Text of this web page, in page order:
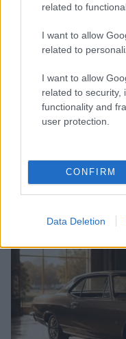
related to
I want to allow
related to
I want to allow
related to security,
functionality and
user protection.
CONFIRM
Data Deletion
Auto elettriche:
stress